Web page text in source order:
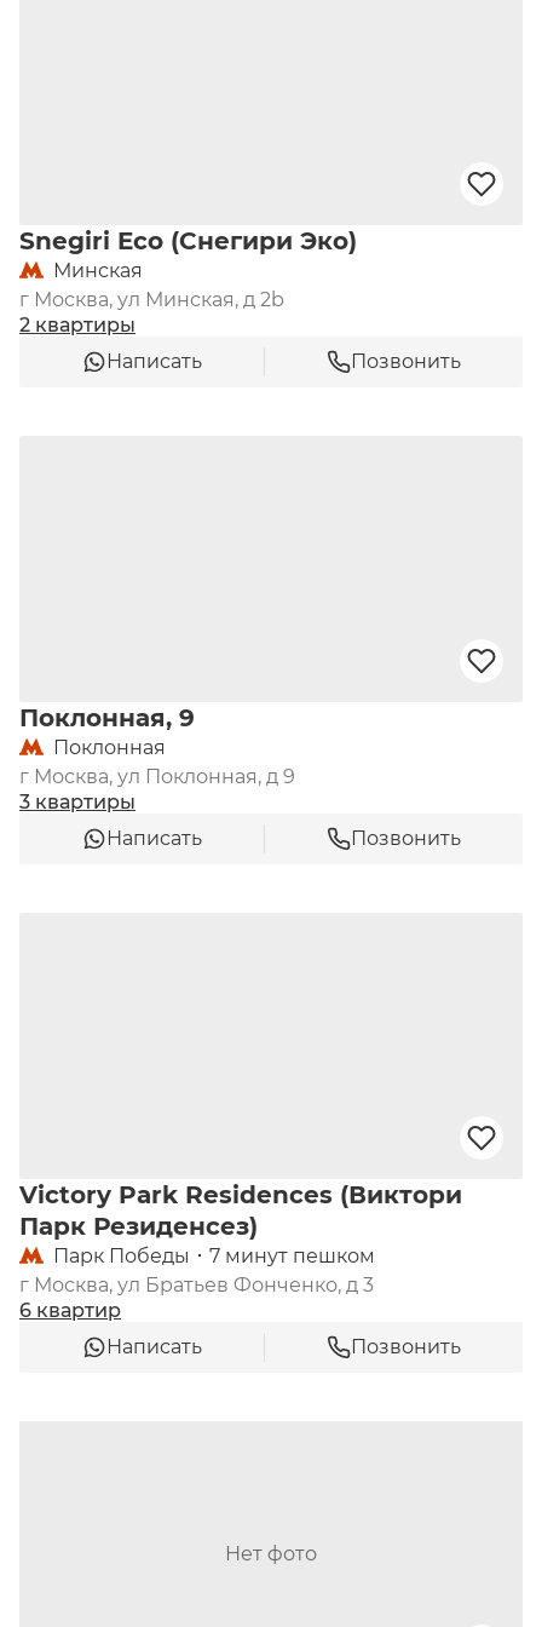
Snegiri Eco (Снегири Эко)
Минская
г Москва, ул Минская, д 2b
2 квартиры
Написать
Позвонить
Поклонная, 9
Поклонная
г Москва, ул Поклонная, д 9
3 квартиры
Написать
Позвонить
Victory Park Residences (Виктори
Парк Резиденсез)
Парк Победы
7 минут пешком
г Москва, ул Братьев Фонченко, д 3
6 квартир
Написать
Позвонить
Нет фото